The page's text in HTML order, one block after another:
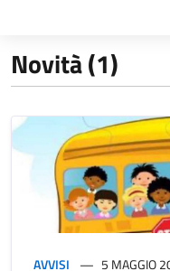
Novità (1)
AVVISI 5 MAGGIO